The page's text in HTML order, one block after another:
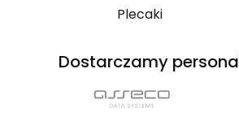
Plecaki
Dostarczamy